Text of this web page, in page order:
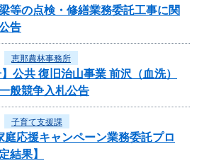
等の点検・修繕業務委託工事に関
告
恵那農林事務所
公共 復旧治山事業 前沢（血洗）
般競争入札公告
子育て支援課
庭応援キャンペーン業務委託プロ
結果】